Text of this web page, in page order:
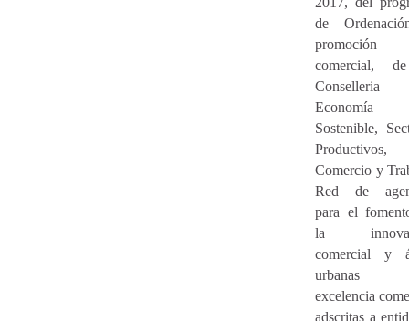
de
promoción
comercial,
Economía
Sostenible,
Productivos,
Comercio y
Red de
para el
la
comercial y
urbanas
excelencia
adscritas a